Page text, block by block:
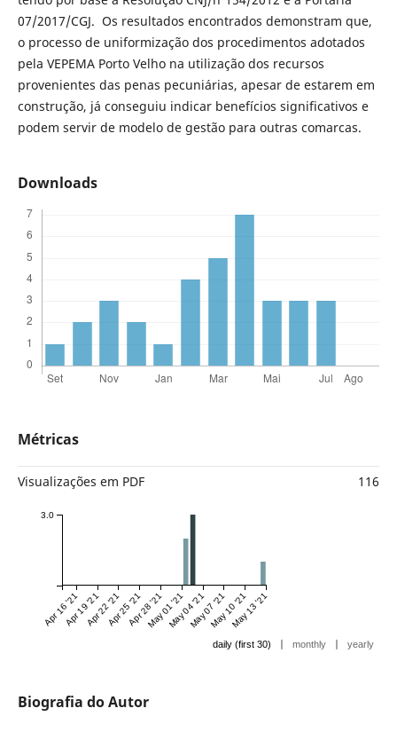
07/2017/CGJ. Os resultados encontrados demonstram que,
o processo de uniformização dos procedimentos adotados
pela VEPEMA Porto Velho na utilização dos recursos
provenientes das penas pecuniárias, apesar de estarem em
construção, já conseguiu indicar benefícios significativos e
podem servir de modelo de gestão para outras comarcas.
Downloads
Métricas
Visualizações em PDF 116
Apr 16 '21Apr 19 '21Apr 22 '21Apr 25 '21Apr 28 '21May 01 '21May 04 '21May 07 '21May 10 '21May 13 '21
3.0
daily (first 30) | monthly | yearly
Biografia do Autor